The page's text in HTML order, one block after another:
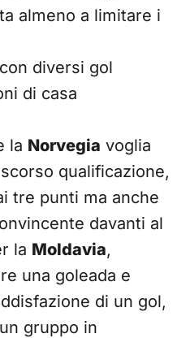
almeno a limitare i
diversi gol
di casa
la Norvegia voglia
qualificazione,
tre punti ma anche
davanti al
la Moldavia,
una goleada e
di un gol,
gruppo in